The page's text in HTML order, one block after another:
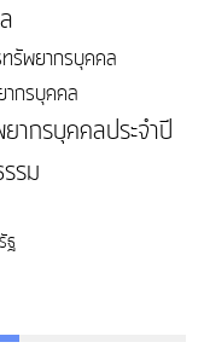
ทรัพยากรบุคคล
กรบุคคล
ากรบุคคลประจำปี
รม
ฐ